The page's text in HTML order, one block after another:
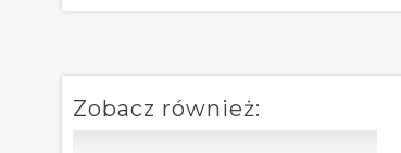
Zobacz również: